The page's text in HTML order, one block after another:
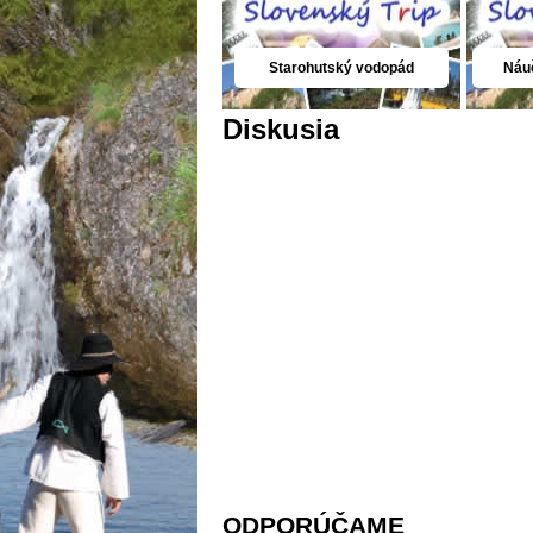
Starohutský vodopád
Diskusia
ODPORÚČAME